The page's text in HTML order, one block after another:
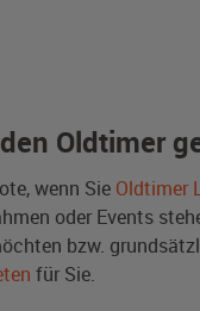
Oldtimer
wenn Sie Oldtimer
oder Events
bzw.
für Sie.